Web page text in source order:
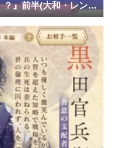
』前半(大和・レン・